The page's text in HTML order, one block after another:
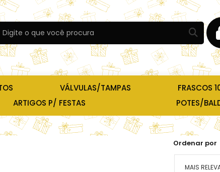
VÁLVULAS/TAMPAS
FRASCOS
ARTIGOS P/ FESTAS POTES/
Ordenar por
MAIS